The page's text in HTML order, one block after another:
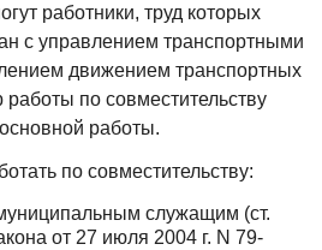
работники, труд которых
с управлением транспортными
движением транспортных
работы по совместительству
работы.
по совместительству:
служащим (ст.
от 27 июля 2004 г. N 79-